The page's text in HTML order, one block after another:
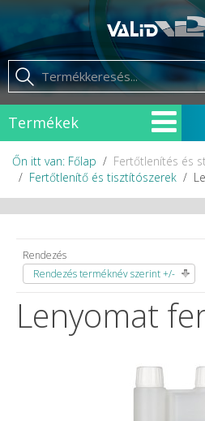
Termékek
Őn itt van: Főlap
Fertőtlenítés és
Fertőtlenítő és tisztítószerek
Rendezés
Rendezés terméknév szerint +/-
Lenyomat